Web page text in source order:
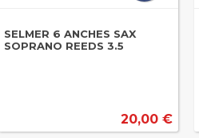
SELMER 6 ANCHES SAX
SOPRANO REEDS 3.5
20,00 €